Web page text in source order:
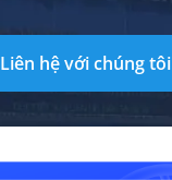
Liên hệ với chúng tôi